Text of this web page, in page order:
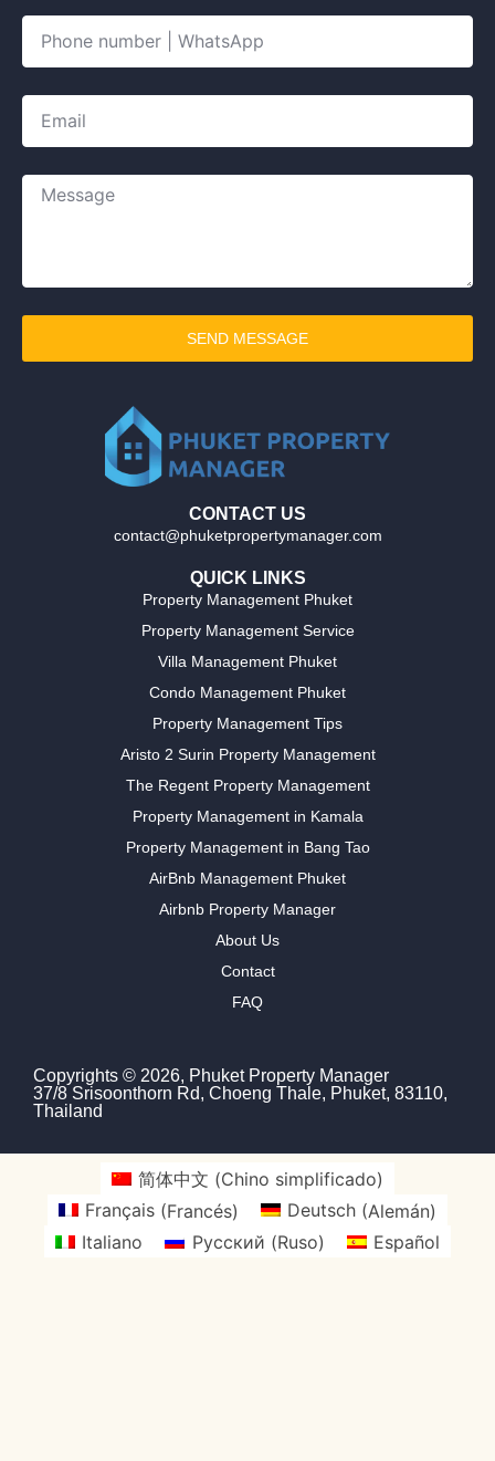
SEND MESSAGE
CONTACT US
contact@phuketpropertymanager.com
QUICK LINKS
Property Management Phuket
Property Management Service
Villa Management Phuket
Condo Management Phuket
Property Management Tips
Aristo 2 Surin Property Management
The Regent Property Management
Property Management in Kamala
Property Management in Bang Tao
AirBnb Management Phuket
Airbnb Property Manager
About Us
Contact
FAQ
Copyrights © 2026, Phuket Property Manager
37/8 Srisoonthorn Rd, Choeng Thale, Phuket, 83110,
Thailand
简体中文 (Chino simplificado)
Français (Francés) Deutsch (Alemán)
Italiano
Русский (Ruso) Español